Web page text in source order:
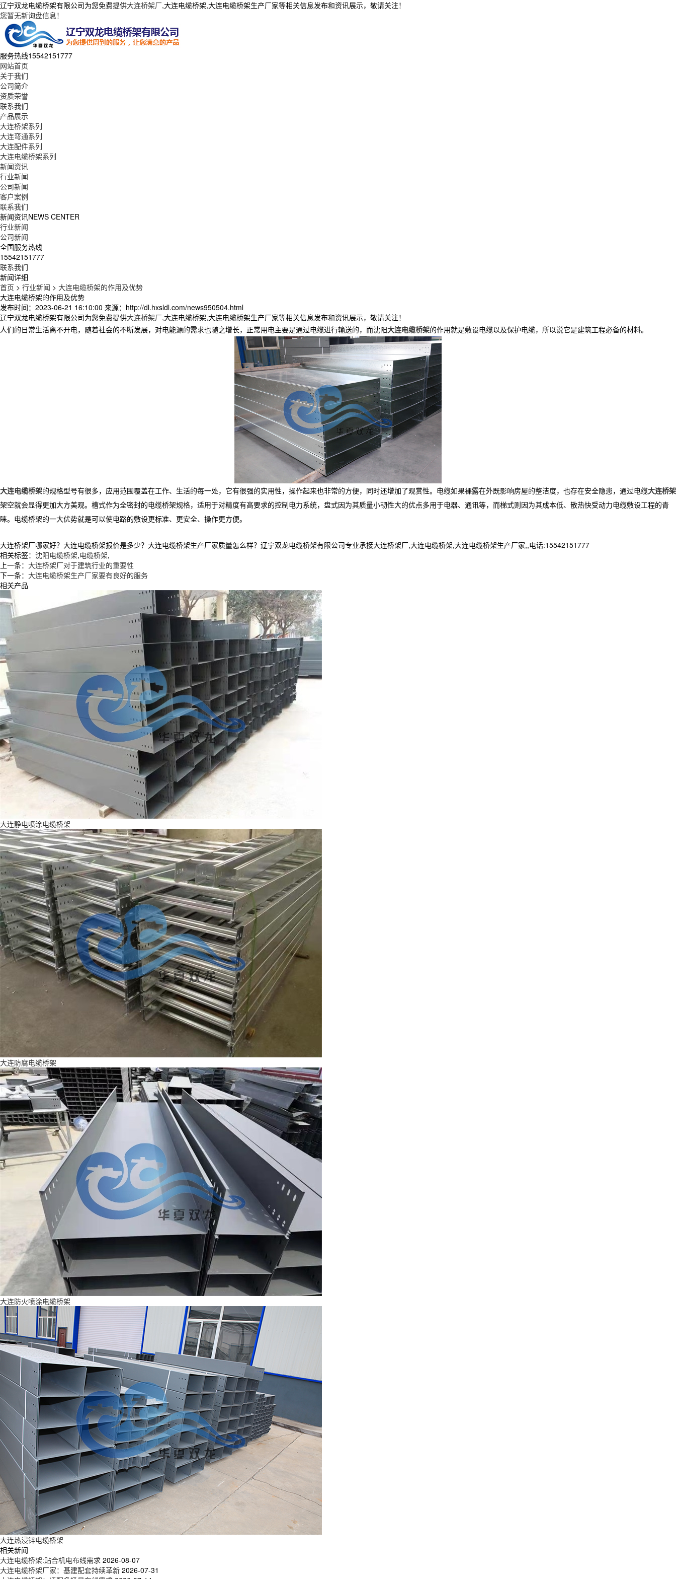
辽宁双龙电缆桥架有限公司为您免费提供大连桥架厂,大连电缆桥架,大连电缆桥架生产厂家等相关信息发布和资讯展示，敬请关注！
您暂无新询盘信息！
服务热线15542151777
网站首页
关于我们
公司简介
资质荣誉
联系我们
产品展示
大连桥架系列
大连弯通系列
大连配件系列
大连电缆桥架系列
新闻资讯
行业新闻
公司新闻
客户案例
联系我们
新闻资讯NEWS CENTER
行业新闻
公司新闻
全国服务热线
15542151777
联系我们
新闻详细
首页 > 行业新闻 > 大连电缆桥架的作用及优势
大连电缆桥架的作用及优势
发布时间：2023-06-21 16:10:00 来源：http://dl.hxsldl.com/news950504.html
辽宁双龙电缆桥架有限公司为您免费提供大连桥架厂,大连电缆桥架,大连电缆桥架生产厂家等相关信息发布和资讯展示，敬请关注！
人们的日常生活离不开电，随着社会的不断发展，对电能源的需求也随之增长，正常用电主要是通过电缆进行输送的，而沈阳大连电缆桥架的作用就是敷设电缆以及保护电缆，所以说它是建筑工程必备的材料。
大连电缆桥架的规格型号有很多，应用范围覆盖在工作、生活的每一处，它有很强的实用性，操作起来也非常的方便，同时还增加了观赏性。电缆如果裸露在外既影响房屋的整洁度，也存在安全隐患，通过电缆大连桥架
架空就会显得更加大方美观。槽式作为全密封的电缆桥架规格，适用于对精度有高要求的控制电力系统，盘式因为其质量小韧性大的优点多用于电器、通讯等，而梯式则因为其成本低、散热快受动力电缆敷设工程的青
睐。电缆桥架的一大优势就是可以使电路的敷设更标准、更安全、操作更方便。
大连桥架厂哪家好？大连电缆桥架报价是多少？大连电缆桥架生产厂家质量怎么样？辽宁双龙电缆桥架有限公司专业承接大连桥架厂,大连电缆桥架,大连电缆桥架生产厂家,,电话:15542151777
相关标签： 沈阳电缆桥架,电缆桥架,
上一条： 大连桥架厂对于建筑行业的重要性
下一条： 大连电缆桥架生产厂家要有良好的服务
相关产品
大连静电喷涂电缆桥架
大连防腐电缆桥架
大连防火喷涂电缆桥架
大连热浸锌电缆桥架
相关新闻
大连电缆桥架:贴合机电布线需求 2026-08-07
大连电缆桥架厂家：基建配套持续革新 2026-07-31